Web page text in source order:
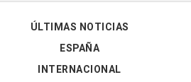
ÚLTIMAS NOTICIAS
ESPAÑA
INTERNACIONAL